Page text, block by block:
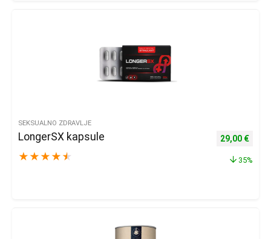
SEKSUALNO ZDRAVLJE
LongerSX kapsule
★ ★ ★ ★ ★
Izvorna
29,00 €
35%